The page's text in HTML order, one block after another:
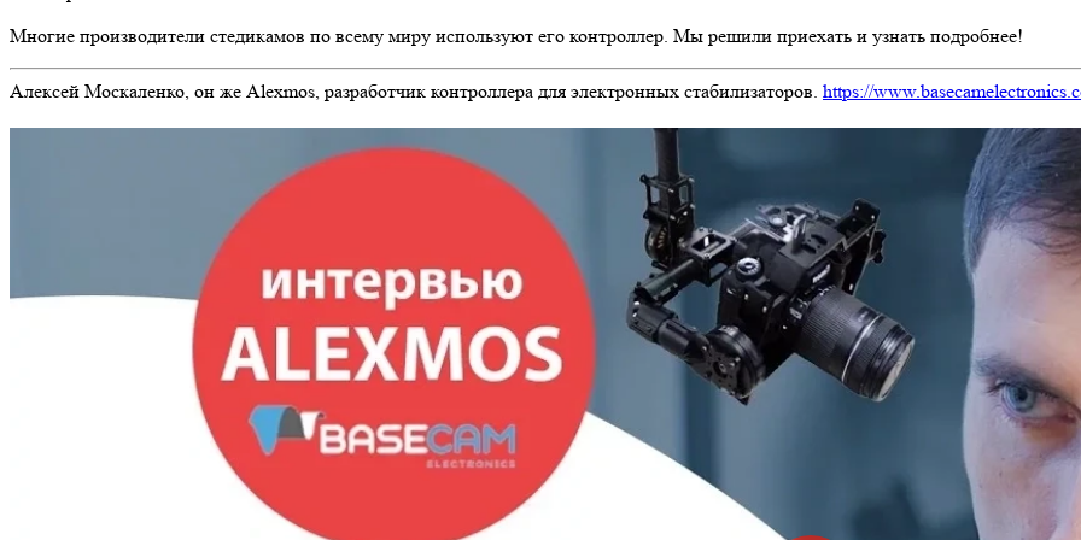
Многие производители стедикамов по всему миру используют его контроллер. Мы решили приехать и узнать подробнее!
Алексей Москаленко, он же Alexmos, разработчик контроллера для электронных стабилизаторов. https://